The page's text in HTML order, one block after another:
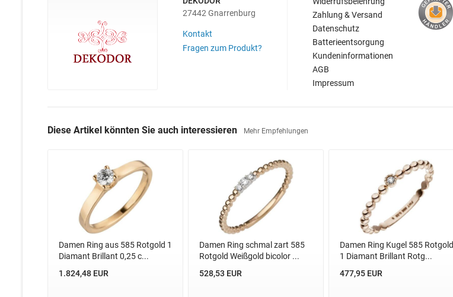
27442 Gnarrenburg
Kontakt
Fragen zum Produkt?
Zahlung & Versand
Datenschutz
Batterieentsorgung
Kundeninformationen
AGB
Impressum
Diese Artikel könnten Sie auch interessieren Mehr Empfehlungen
Damen Ring aus 585 Rotgold 1
Diamant Brillant 0,25 c...
1.824,48 EUR
Damen Ring schmal zart 585
Rotgold Weißgold bicolor ...
528,53 EUR
Damen Ring Kugel 585 Rotgold
1 Diamant Brillant Rotg...
477,95 EUR